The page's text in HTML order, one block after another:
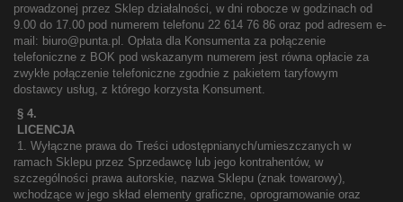
prowadzonej przez Sklep działalności, w dni robocze w godzinach od
9.00 do 17.00 pod numerem telefonu 22 614 76 86 oraz pod adresem e-
mail: biuro@punta.pl. Opłata dla Konsumenta za połączenie
telefoniczne z BOK pod wskazanym numerem jest równa opłacie za
zwykłe połączenie telefoniczne zgodnie z pakietem taryfowym
dostawcy usług, z którego korzysta Konsument.
§ 4.
LICENCJA
1. Wyłączne prawa do Treści udostępnianych/umieszczanych w
ramach Sklepu przez Sprzedawcę lub jego kontrahentów, w
szczególności prawa autorskie, nazwa Sklepu (znak towarowy),
wchodzące w jego skład elementy graficzne, oprogramowanie oraz